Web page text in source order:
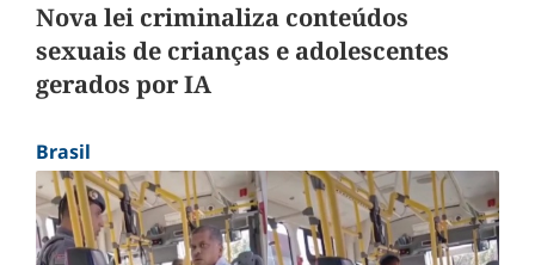
Nova lei criminaliza conteúdos
sexuais de crianças e adolescentes
gerados por IA
Brasil